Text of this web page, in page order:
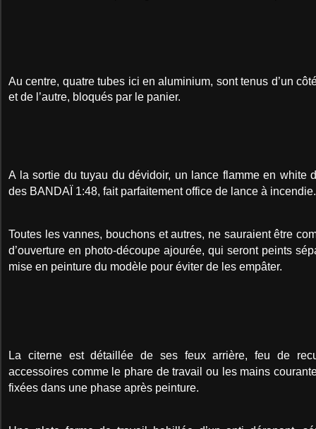
Au centre, quatre tubes ici en aluminium, sont tenus d’un
et de l’autre, bloqués par le panier.
A la sortie du tuyau du dévidoir, un lance flamme en white
des BANDAÏ 1:48, fait parfaitement office de lance à incendie.
Toutes les vannes, bouchons et autres, ne sauraient être
d’ouverture en photo-découpe ajourée, qui seront peints
mise en peinture du modèle pour éviter de les empâter.
La citerne est détaillée de ses feux arrière, feu de
accessoires comme le phare de travail ou les mains
fixées dans une phase après peinture.